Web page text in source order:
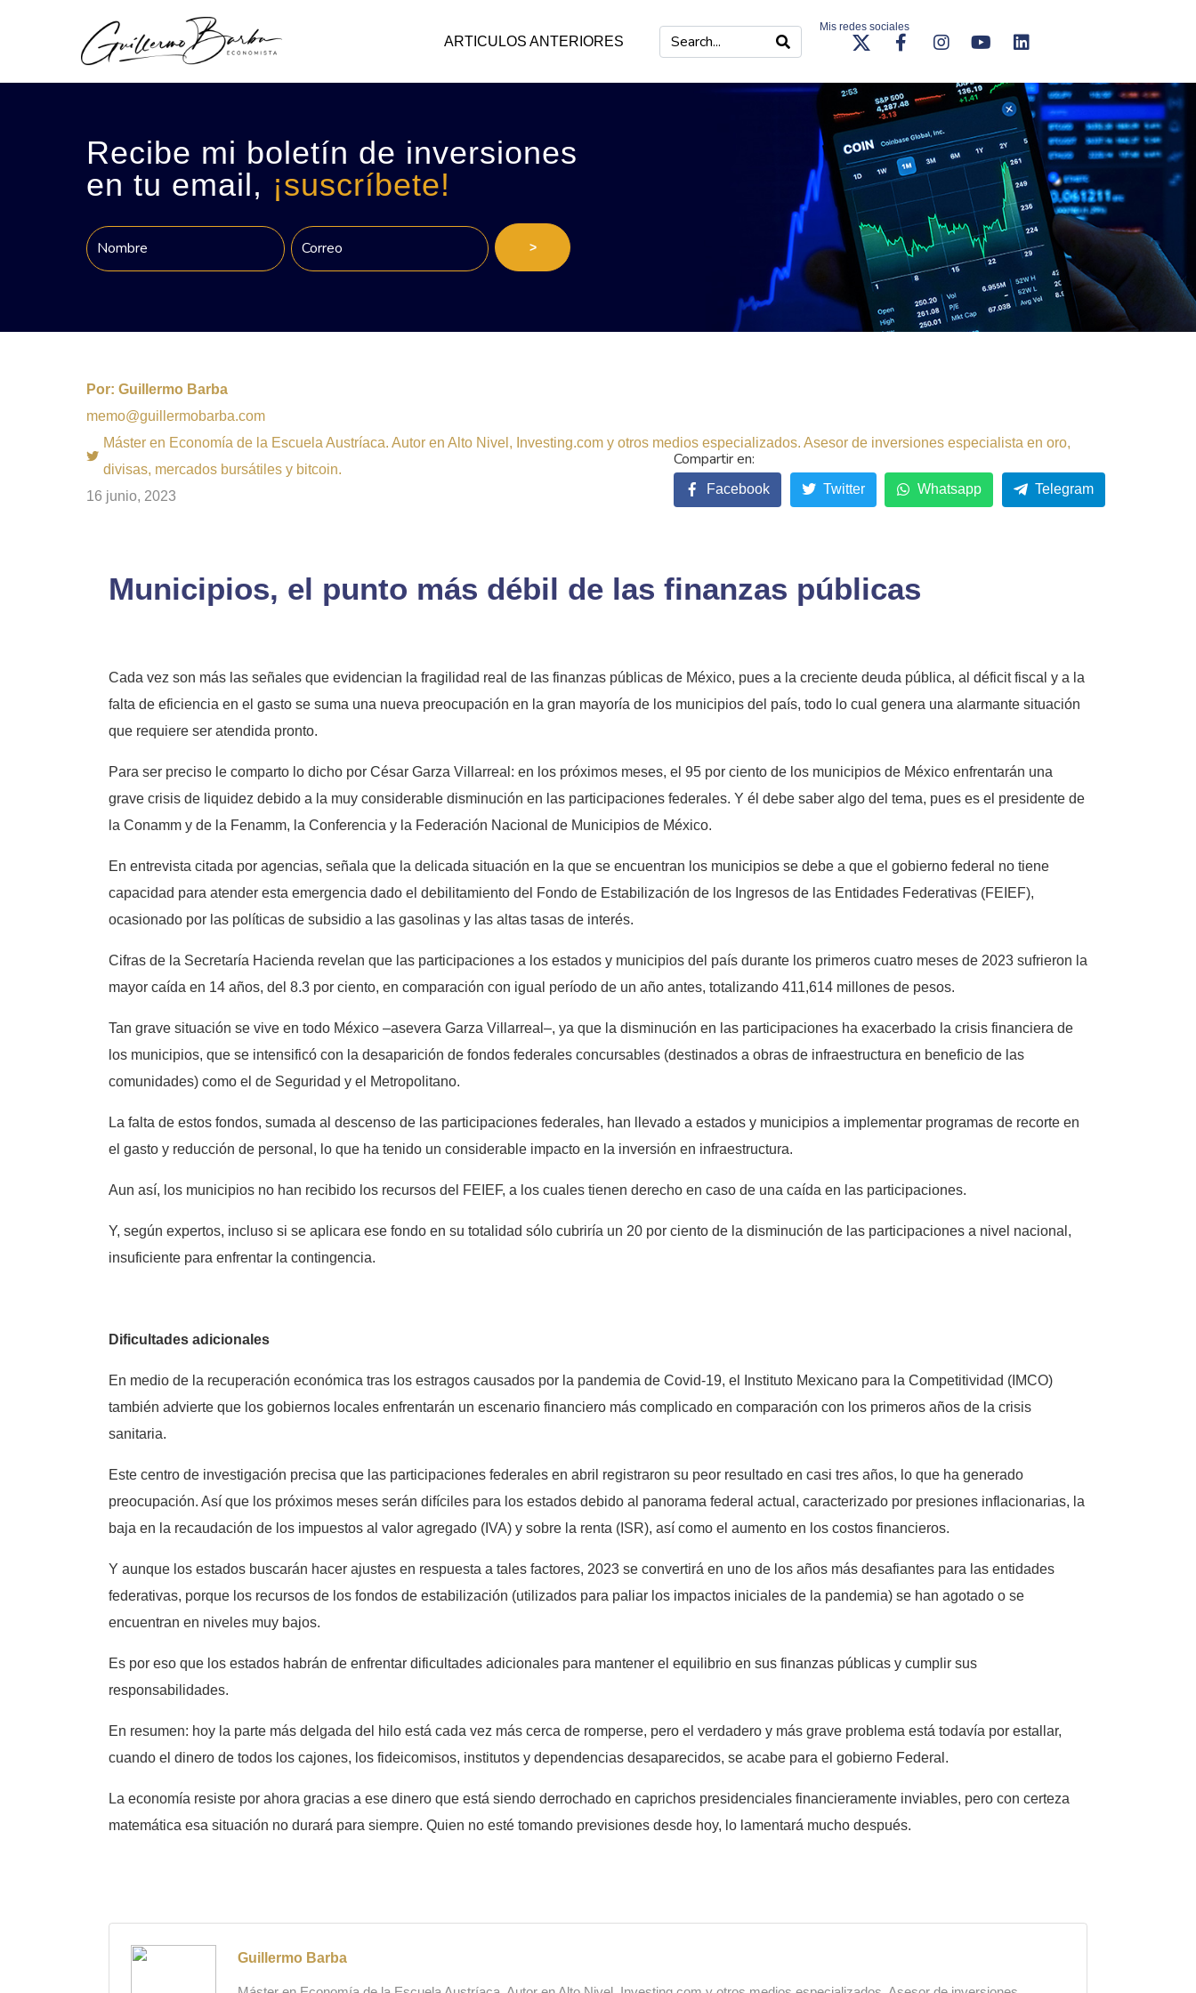
ARTICULOS ANTERIORES
Mis redes sociales
Recibe mi boletín de inversiones
en tu email, ¡suscríbete!
>
Por: Guillermo Barba
memo@guillermobarba.com
Máster en Economía de la Escuela Austríaca. Autor en Alto Nivel, Investing.com y otros medios especializados. Asesor de inversiones especialista en oro,
divisas, mercados bursátiles y bitcoin.
16 junio, 2023
Municipios, el punto más débil de las finanzas públicas
Cada vez son más las señales que evidencian la fragilidad real de las finanzas públicas de México, pues a la creciente deuda pública, al déficit fiscal y a la
falta de eficiencia en el gasto se suma una nueva preocupación en la gran mayoría de los municipios del país, todo lo cual genera una alarmante situación
que requiere ser atendida pronto.
Para ser preciso le comparto lo dicho por César Garza Villarreal: en los próximos meses, el 95 por ciento de los municipios de México enfrentarán una
grave crisis de liquidez debido a la muy considerable disminución en las participaciones federales. Y él debe saber algo del tema, pues es el presidente de
la Conamm y de la Fenamm, la Conferencia y la Federación Nacional de Municipios de México.
En entrevista citada por agencias, señala que la delicada situación en la que se encuentran los municipios se debe a que el gobierno federal no tiene
capacidad para atender esta emergencia dado el debilitamiento del Fondo de Estabilización de los Ingresos de las Entidades Federativas (FEIEF),
ocasionado por las políticas de subsidio a las gasolinas y las altas tasas de interés.
Cifras de la Secretaría Hacienda revelan que las participaciones a los estados y municipios del país durante los primeros cuatro meses de 2023 sufrieron la
mayor caída en 14 años, del 8.3 por ciento, en comparación con igual período de un año antes, totalizando 411,614 millones de pesos.
Tan grave situación se vive en todo México –asevera Garza Villarreal–, ya que la disminución en las participaciones ha exacerbado la crisis financiera de
los municipios, que se intensificó con la desaparición de fondos federales concursables (destinados a obras de infraestructura en beneficio de las
comunidades) como el de Seguridad y el Metropolitano.
La falta de estos fondos, sumada al descenso de las participaciones federales, han llevado a estados y municipios a implementar programas de recorte en
el gasto y reducción de personal, lo que ha tenido un considerable impacto en la inversión en infraestructura.
Aun así, los municipios no han recibido los recursos del FEIEF, a los cuales tienen derecho en caso de una caída en las participaciones.
Y, según expertos, incluso si se aplicara ese fondo en su totalidad sólo cubriría un 20 por ciento de la disminución de las participaciones a nivel nacional,
insuficiente para enfrentar la contingencia.
Dificultades adicionales
En medio de la recuperación económica tras los estragos causados por la pandemia de Covid-19, el Instituto Mexicano para la Competitividad (IMCO)
también advierte que los gobiernos locales enfrentarán un escenario financiero más complicado en comparación con los primeros años de la crisis
sanitaria.
Este centro de investigación precisa que las participaciones federales en abril registraron su peor resultado en casi tres años, lo que ha generado
preocupación. Así que los próximos meses serán difíciles para los estados debido al panorama federal actual, caracterizado por presiones inflacionarias, la
baja en la recaudación de los impuestos al valor agregado (IVA) y sobre la renta (ISR), así como el aumento en los costos financieros.
Y aunque los estados buscarán hacer ajustes en respuesta a tales factores, 2023 se convertirá en uno de los años más desafiantes para las entidades
federativas, porque los recursos de los fondos de estabilización (utilizados para paliar los impactos iniciales de la pandemia) se han agotado o se
encuentran en niveles muy bajos.
Es por eso que los estados habrán de enfrentar dificultades adicionales para mantener el equilibrio en sus finanzas públicas y cumplir sus
responsabilidades.
En resumen: hoy la parte más delgada del hilo está cada vez más cerca de romperse, pero el verdadero y más grave problema está todavía por estallar,
cuando el dinero de todos los cajones, los fideicomisos, institutos y dependencias desaparecidos, se acabe para el gobierno Federal.
La economía resiste por ahora gracias a ese dinero que está siendo derrochado en caprichos presidenciales financieramente inviables, pero con certeza
matemática esa situación no durará para siempre. Quien no esté tomando previsiones desde hoy, lo lamentará mucho después.
Facebook Twitter Whatsapp Telegram
Guillermo Barba